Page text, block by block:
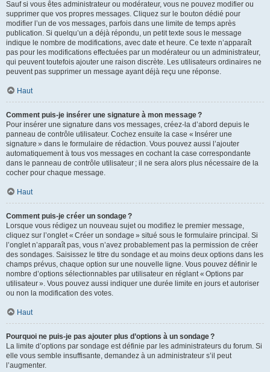
Sauf si vous êtes administrateur ou modérateur, vous ne pouvez modifier ou
supprimer que vos propres messages. Cliquez sur le bouton dédié pour
modifier l’un de vos messages, parfois dans une limite de temps après
publication. Si quelqu’un a déjà répondu, un petit texte sous le message
indique le nombre de modifications, avec date et heure. Ce texte n’apparaît
pas pour les modifications effectuées par un modérateur ou un administrateur,
qui peuvent toutefois ajouter une raison discrète. Les utilisateurs ordinaires ne
peuvent pas supprimer un message ayant déjà reçu une réponse.
Haut
Comment puis-je insérer une signature à mon message ?
Pour insérer une signature dans vos messages, créez-la d’abord depuis le
panneau de contrôle utilisateur. Cochez ensuite la case « Insérer une
signature » dans le formulaire de rédaction. Vous pouvez aussi l’ajouter
automatiquement à tous vos messages en cochant la case correspondante
dans le panneau de contrôle utilisateur ; il ne sera alors plus nécessaire de la
cocher pour chaque message.
Haut
Comment puis-je créer un sondage ?
Lorsque vous rédigez un nouveau sujet ou modifiez le premier message,
cliquez sur l’onglet « Créer un sondage » situé sous le formulaire principal. Si
l’onglet n’apparaît pas, vous n’avez probablement pas la permission de créer
des sondages. Saisissez le titre du sondage et au moins deux options dans les
champs prévus, chaque option sur une nouvelle ligne. Vous pouvez définir le
nombre d’options sélectionnables par utilisateur en réglant « Options par
utilisateur ». Vous pouvez aussi indiquer une durée limite en jours et autoriser
ou non la modification des votes.
Haut
Pourquoi ne puis-je pas ajouter plus d’options à un sondage ?
La limite d’options par sondage est définie par les administrateurs du forum. Si
elle vous semble insuffisante, demandez à un administrateur s’il peut
l’augmenter.